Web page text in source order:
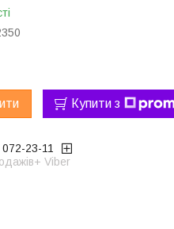
Купити з
23-11
Viber